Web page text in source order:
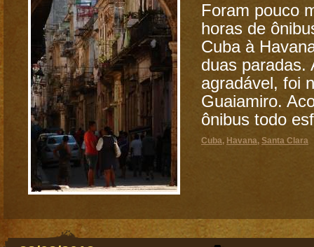
Foram pouco
horas de
Cuba à
duas paradas.
agradável, foi
Guaiamiro.
ônibus todo
Cuba, Havana, Santa Clara